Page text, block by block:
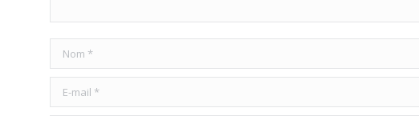
Nom *
E-mail *